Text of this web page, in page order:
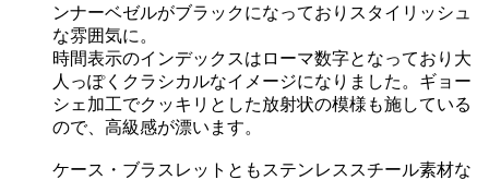
ンナーベゼルがブラックになっておりスタイリッシュ
な雰囲気に。
時間表示のインデックスはローマ数字となっており大
人っぽくクラシカルなイメージになりました。ギョー
シェ加工でクッキリとした放射状の模様も施している
ので、高級感が漂います。
ケース・ブラスレットともステンレススチール素材な